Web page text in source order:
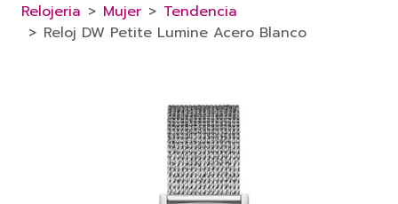
Relojeria Mujer
Tendencia
Reloj DW Petite Lumine Acero Blanco